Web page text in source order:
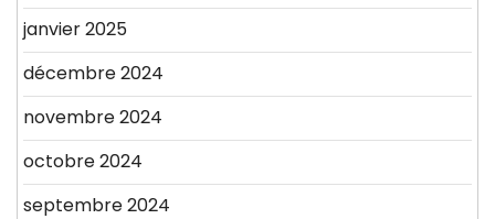
janvier 2025
décembre 2024
novembre 2024
octobre 2024
septembre 2024